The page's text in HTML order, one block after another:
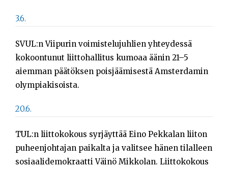
3.6.
SVUL:n Viipurin voimistelujuhlien yhteydessä
kokoontunut liittohallitus kumoaa äänin 21–5
aiemman päätöksen poisjäämisestä Amsterdamin
olympiakisoista.
20.6.
TUL:n liittokokous syrjäyttää Eino Pekkalan liiton
puheenjohtajan paikalta ja valitsee hänen tilalleen
sosiaalidemokraatti Väinö Mikkolan. Liittokokous